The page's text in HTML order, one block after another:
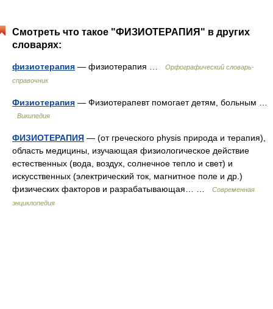
Смотреть что такое "ФИЗИОТЕРАПИЯ" в других
словарях:
физиотерапия — физиотерапия …
Орфографический словарь-
справочник
Физиотерапия — Физиотерапевт помогает детям, больным …
Википедия
ФИЗИОТЕРАПИЯ — (от греческого physis природа и терапия),
область медицины, изучающая физиологическое действие
естественных (вода, воздух, солнечное тепло и свет) и
искусственных (электрический ток, магнитное поле и др.)
физических факторов и разрабатывающая… …
Современная
энциклопедия